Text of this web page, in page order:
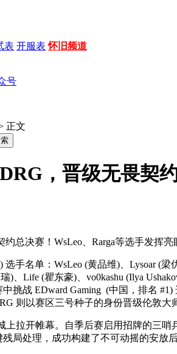
表 开服表 怀旧频道
号
正文
，晋级无畏契
总决赛！WsLeo、Rarga等选手发挥
选手名单：WsLeo (黄品维)、Lysoar (梁
)、Life (瞿东豪)、vo0kashu (Ilya
挑战 EDward Gaming (中国，排名 #1)
则以赛区三号种子的身份晋级伦敦大
上拉开帷幕。自季后赛启用招牌的三
局处理，成功构建了不可动摇的安放